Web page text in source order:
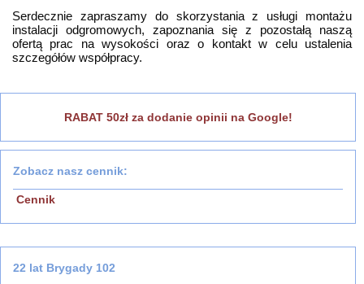
RABAT 50zł za dodanie opinii na Google!
Zobacz nasz cennik:
Cennik
22 lat Brygady 102
Serdecznie zapraszamy do skorzystania z usługi montażu
instalacji odgromowych, zapoznania się z pozostałą naszą
ofertą prac na wysokości oraz o kontakt w celu ustalenia
szczegółów współpracy.